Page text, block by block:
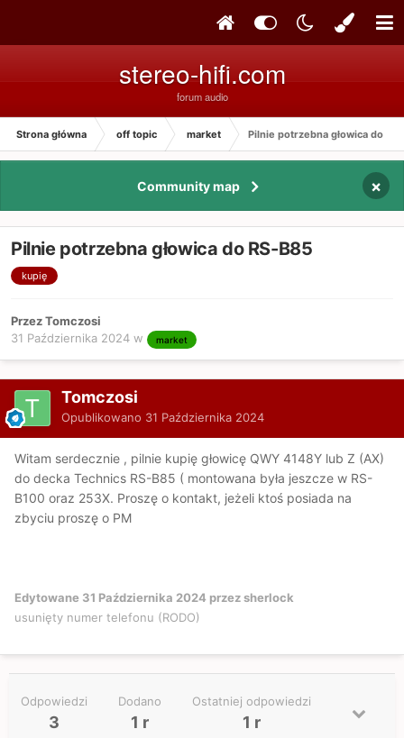
stereo-hifi.com
forum audio
Strona główna off topic market Pilnie potrzebna głowica do
Community map ×
Pilnie potrzebna głowica do RS-B85
kupię
Przez Tomczosi
31 Października 2024 w market
Tomczosi
Opublikowano 31 Października 2024
Witam serdecznie , pilnie kupię głowicę QWY 4148Y lub Z (AX)
do decka Technics RS-B85 ( montowana była jeszcze w RS-
B100 oraz 253X. Proszę o kontakt, jeżeli ktoś posiada na
zbyciu proszę o PM
Edytowane 31 Października 2024 przez sherlock
usunięty numer telefonu (RODO)
Odpowiedzi
3
Dodano
1 r
Ostatniej odpowiedzi
1 r